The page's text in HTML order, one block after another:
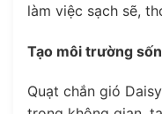
làm việc sạch sẽ,
Tạo môi trường
Quạt chắn gió